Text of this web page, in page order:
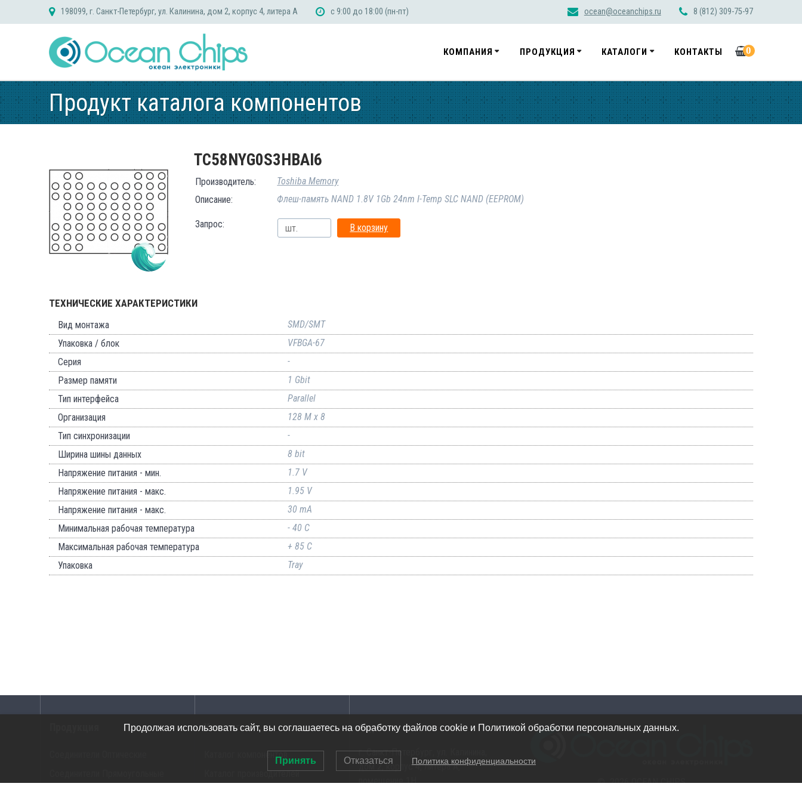
198099, г. Санкт-Петербург, ул. Калинина, дом 2, корпус 4, литера А с 9:00 до 18:00 (пн-пт) ocean@oceanchips.ru 8 (812) 309-75-97
КОМПАНИЯ ПРОДУКЦИЯ КАТАЛОГИ КОНТАКТЫ 0
Продукт каталога компонентов
TC58NYG0S3HBAI6
Производитель:
Toshiba Memory
Описание:
Флеш-память NAND 1.8V 1Gb 24nm I-Temp SLC NAND (EEPROM)
Запрос: В корзину
ТЕХНИЧЕСКИЕ ХАРАКТЕРИСТИКИ
Вид монтажа
SMD/SMT
Упаковка / блок
VFBGA-67
Серия
-
Размер памяти
1 Gbit
Тип интерфейса
Parallel
Организация
128 M x 8
Тип синхронизации
-
Ширина шины данных
8 bit
Напряжение питания - мин.
1.7 V
Напряжение питания - макс.
1.95 V
Напряжение питания - макс.
30 mA
Минимальная рабочая температура
- 40 C
Максимальная рабочая температура
+ 85 C
Упаковка
Tray
Каталоги
Каталог компонентов
Каталог производителей
Адрес
г. Санкт-Петербург, ул. Калинина,
дом 2, корпус 4, литера А,
помещение 1Н
© 2026 OCEAN CHIPS
Продолжая использовать сайт, вы соглашаетесь на обработку файлов cookie и Политикой обработки персональных данных.
Принять Отказаться Политика конфиденциальности